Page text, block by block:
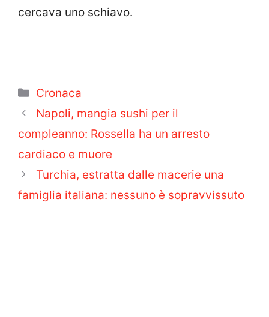
cercava uno schiavo.
Categorie
Cronaca
Napoli, mangia sushi per il
compleanno: Rossella ha un arresto
cardiaco e muore
Turchia, estratta dalle macerie una
famiglia italiana: nessuno è sopravvissuto